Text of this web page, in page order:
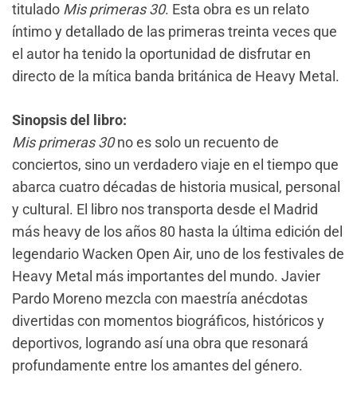
titulado Mis primeras 30. Esta obra es un relato
íntimo y detallado de las primeras treinta veces que
el autor ha tenido la oportunidad de disfrutar en
directo de la mítica banda británica de Heavy Metal.
Sinopsis del libro:
Mis primeras 30no es solo un recuento de
conciertos, sino un verdadero viaje en el tiempo que
abarca cuatro décadas de historia musical, personal
y cultural. El libro nos transporta desde el Madrid
más heavy de los años 80 hasta la última edición del
legendario Wacken Open Air, uno de los festivales de
Heavy Metal más importantes del mundo. Javier
Pardo Moreno mezcla con maestría anécdotas
divertidas con momentos biográficos, históricos y
deportivos, logrando así una obra que resonará
profundamente entre los amantes del género.